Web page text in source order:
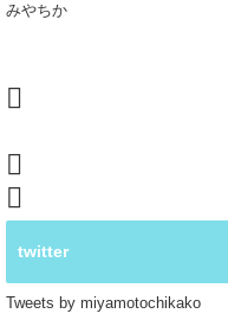
みやちか
twitter
Tweets by miyamotochikako